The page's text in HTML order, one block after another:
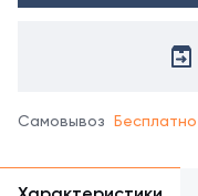
Самовывоз Бесплатно